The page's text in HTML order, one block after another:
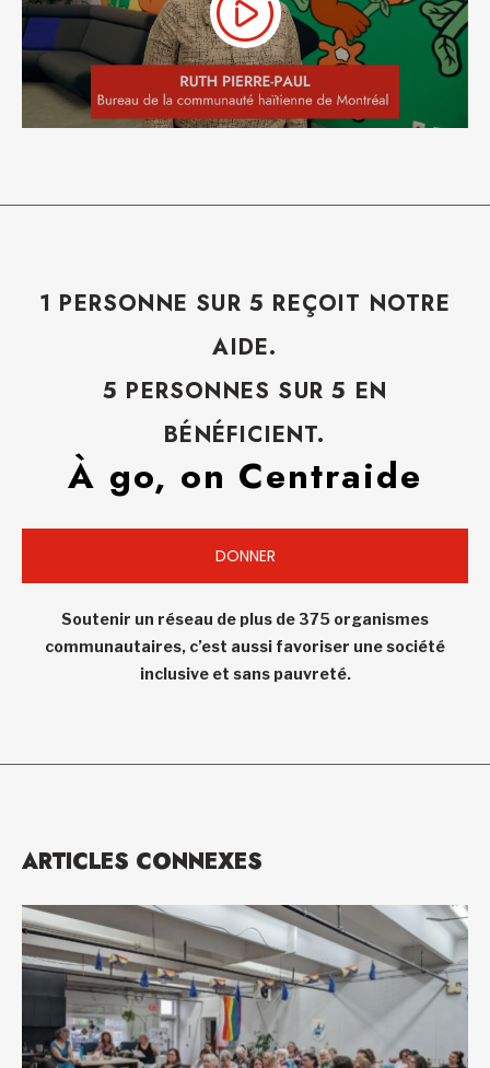
1 PERSONNE SUR 5 REÇOIT NOTRE
AIDE.
5 PERSONNES SUR 5 EN
BÉNÉFICIENT.
À go, on Centraide
DONNER
Soutenir un réseau de plus de 375 organismes
communautaires, c’est aussi favoriser une société
inclusive et sans pauvreté.
ARTICLES CONNEXES